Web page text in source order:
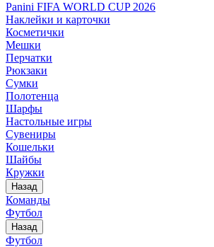
Panini FIFA WORLD CUP 2026
Наклейки и карточки
Косметички
Мешки
Перчатки
Рюкзаки
Сумки
Полотенца
Шарфы
Настольные игры
Сувениры
Кошельки
Шайбы
Кружки
Назад
Команды
Футбол
Назад
Футбол